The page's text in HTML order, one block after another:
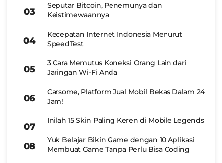
Seputar Bitcoin, Penemunya dan
Keistimewaannya
Kecepatan Internet Indonesia Menurut
SpeedTest
3 Cara Memutus Koneksi Orang Lain dari
Jaringan Wi-Fi Anda
Carsome, Platform Jual Mobil Bekas Dalam 24
Jam!
Inilah 15 Skin Paling Keren di Mobile Legends
Yuk Belajar Bikin Game dengan 10 Aplikasi
Membuat Game Tanpa Perlu Bisa Coding